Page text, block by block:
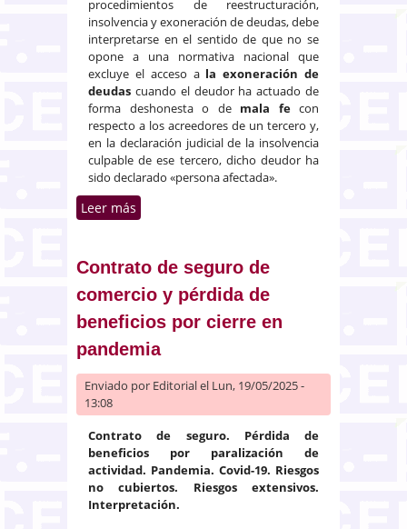
procedimientos de reestructuración,
insolvencia y exoneración de deudas, debe
interpretarse en el sentido de que no se
opone a una normativa nacional que
excluye el acceso a la exoneración de
deudas cuando el deudor ha actuado de
forma deshonesta o de mala fecon
respecto a los acreedores de un tercero y,
en la declaración judicial de la insolvencia
culpable de ese tercero, dicho deudor ha
sido declarado «persona afectada».
Leer más
Contrato de seguro de
comercio y pérdida de
beneficios por cierre en
pandemia
Enviado por Editorialel Lun, 19/05/2025 -
13:08
Contrato de seguro. Pérdida de
beneficios por paralización de
actividad. Pandemia. Covid-19. Riesgos
no cubiertos. Riesgos extensivos.
Interpretación.